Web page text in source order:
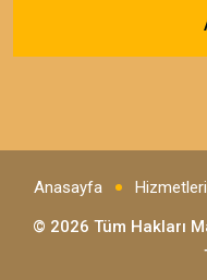
Anasayfa
© 2026 Tüm Hakları